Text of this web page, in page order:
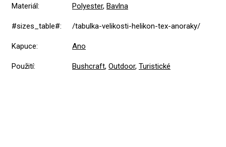
Materiál: Polyester, Bavlna
#sizes_table#: /tabulka-velikosti-helikon-tex-anoraky/
Kapuce: Ano
Použití: Bushcraft, Outdoor, Turistické